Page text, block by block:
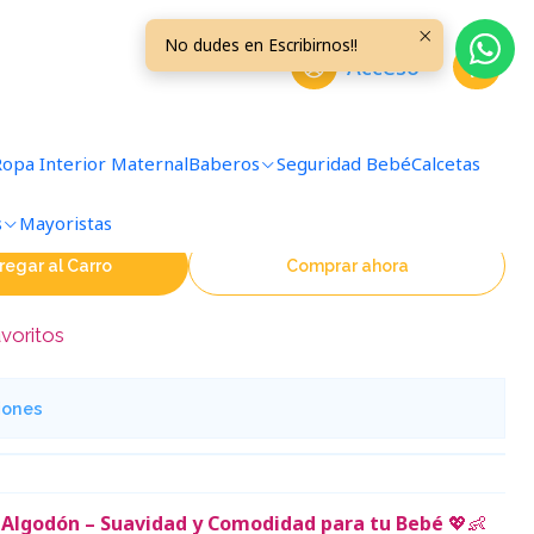
Acceso
Interior MaternalBaberos Seguridad BebéCalcetas
Mayoristas
al Carro Comprar ahora
– Suavidad y Comodidad para tu Bebé 💖👶
No dudes en Escribirnos!!